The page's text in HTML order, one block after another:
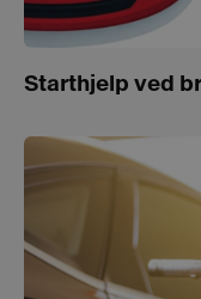
Starthjelp ved